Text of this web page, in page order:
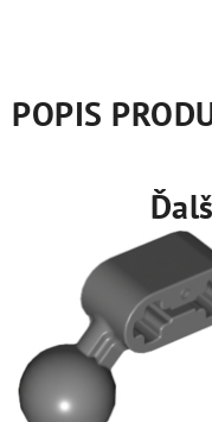
POPIS